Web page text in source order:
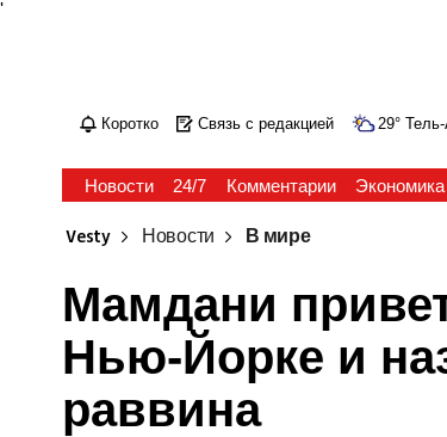
'
Коротко Связь с редакцией 29°
Новости 24/7 Комментарии Экономика
Vesty Новости В мире
Мамдани
Нью-Йорке и
раввина